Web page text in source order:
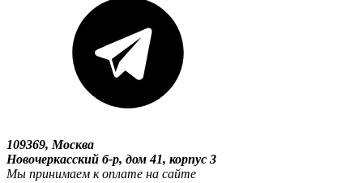
109369, Москва
Новочеркасский б-р, дом 41, корпус 3
Мы принимаем к оплате на сайте